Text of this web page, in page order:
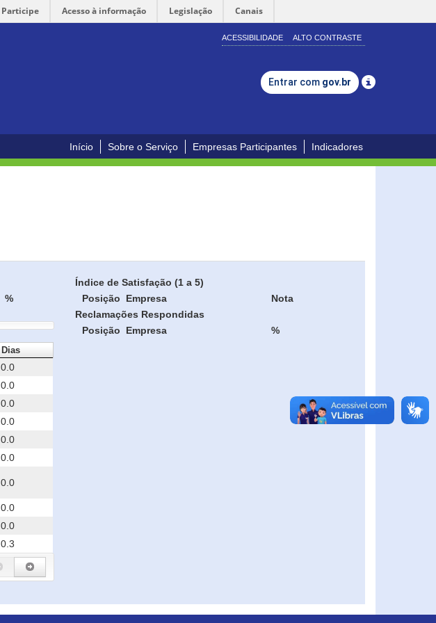
Participe Acesso à informação Legislação Canais
ACESSIBILIDADE ALTO CONTRASTE
Entrar com gov.br
Início Sobre o Serviço Empresas Participantes Indicadores
%
Índice de Satisfação (1 a 5)
Posição
Empresa
Nota
Dias
0.0
0.0
0.0
0.0
0.0
0.0
0.0
0.0
0.0
0.3
Reclamações Respondidas
Posição
Empresa %